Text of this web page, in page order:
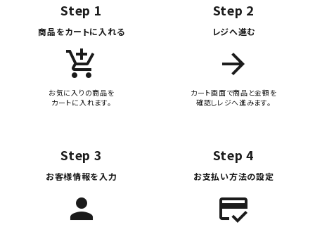
Step 1
商品をカートに入れる
add_shopping_cart
お気に入りの商品を
カートに入れます。
Step 2
レジへ進む
arrow_forward
カート画面で商品と金額を
確認しレジへ進みます。
Step 3
お客様情報を入力
person
Step 4
お支払い方法の設定
credit_score